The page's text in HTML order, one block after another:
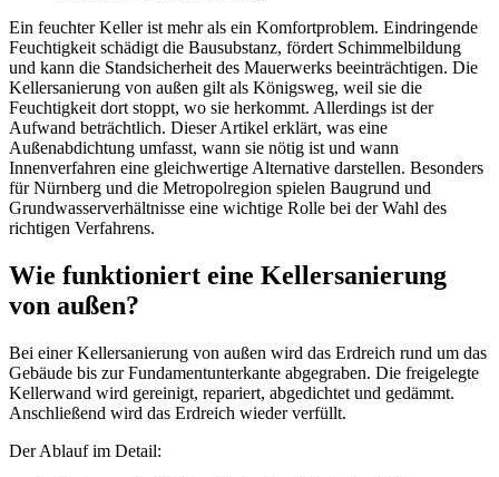
Ein feuchter Keller ist mehr als ein Komfortproblem. Eindringende
Feuchtigkeit schädigt die Bausubstanz, fördert Schimmelbildung
und kann die Standsicherheit des Mauerwerks beeinträchtigen. Die
Kellersanierung von außen gilt als Königsweg, weil sie die
Feuchtigkeit dort stoppt, wo sie herkommt. Allerdings ist der
Aufwand beträchtlich. Dieser Artikel erklärt, was eine
Außenabdichtung umfasst, wann sie nötig ist und wann
Innenverfahren eine gleichwertige Alternative darstellen. Besonders
für Nürnberg und die Metropolregion spielen Baugrund und
Grundwasserverhältnisse eine wichtige Rolle bei der Wahl des
richtigen Verfahrens.
Wie funktioniert eine Kellersanierung
von außen?
Bei einer Kellersanierung von außen wird das Erdreich rund um das
Gebäude bis zur Fundamentunterkante abgegraben. Die freigelegte
Kellerwand wird gereinigt, repariert, abgedichtet und gedämmt.
Anschließend wird das Erdreich wieder verfüllt.
Der Ablauf im Detail: